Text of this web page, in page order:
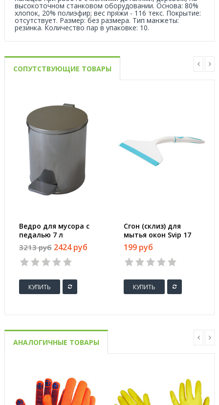
высокоточном станковом оборудовании. Основа: 80%
хлопок, 20% полиэфир; вес пряжи - 116 текс. Покрытие:
отсутствует. Размер: без размера. Тип манжеты:
резинка. Количество пар в упаковке: 10.
СОПУТСТВУЮЩИЕ ТОВАРЫ
Ведро для мусора с
педалью 7 л
нержавеющая сталь
хром (20х23 см)
3213 руб 2424 руб
КУПИТЬ
Сгон (склиз) для
мытья окон Svip 17
см с прорезиненной
рукояткой
199 руб
КУПИТЬ
АНАЛОГИЧНЫЕ ТОВАРЫ